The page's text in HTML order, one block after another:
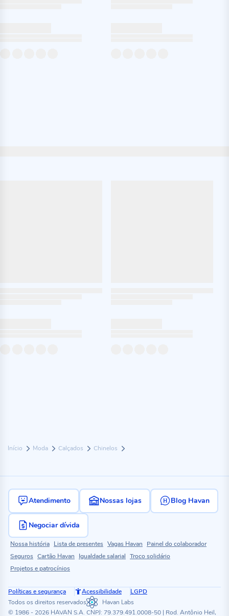
Início Moda Calçados Chinelos
Atendimento Nossas lojas Blog Havan
Negociar dívida
Nossa história Lista de presentes Vagas Havan
Painel do colaborador
Seguros Cartão Havan Igualdade salarial Troco solidário
Projetos e patrocínios
Políticas e segurança Acessibilidade
LGPD
Todos os direitos reservados
Havan Labs
© 1986 - 2026 HAVAN S.A. CNPJ: 79.379.491.0008-50 | Rod. Antônio Heil,